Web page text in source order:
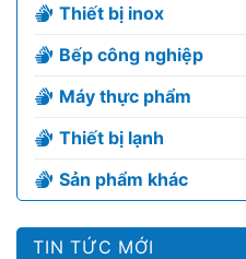
Thiết bị inox
Bếp công nghiệp
Máy thực phẩm
Thiết bị lạnh
Sản phẩm khác
TIN TỨC MỚI